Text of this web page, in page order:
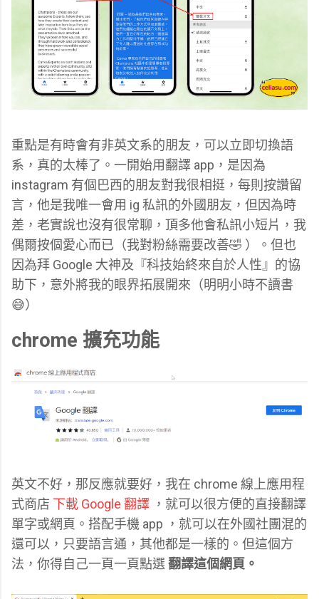
重點是有時會有非英文系的朋友，可以立即切換語
系，真的太棒了。一開始用翻譯 app，是因為
instagram 有個巴西的朋友對我很相挺，每則按讚留
言，他是我唯一會用 ig 私訊的外國朋友，但因為時
差，老實說也沒有很常聊，頂多他會私訊小短片，我
偶爾按個愛心而已（我對粉絲需要改善🤣 ）。但也
因為拜 Google 大神及『科技始終來自於人性』的協
助下，意外將我的眼界拓展開來（明明小時不讀書
😅）
chrome 擴充功能
英文不好，那反應就要好，我在 chrome 線上應用程
式商店 下載 Google 翻譯 ，就可以很方便的直接翻譯
單字或網頁。搭配手機 app ，就可以在外國社團混的
還可以，只要語言通，其他都是一樣的。但這個方
法，你得自己一頁一頁點選 翻譯這個網頁。